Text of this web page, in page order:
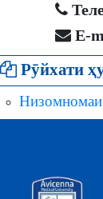
E-
Рӯйхати
Низомномаи